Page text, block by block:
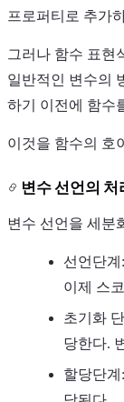
프로퍼티로 추가
그러나 함수 표현
일반적인 변수의
하기 이전에 함수
이것을 함수의 호
변수 선언의 처
변수 선언을 세분
선언단
이제 스
초기화
당한다.
할당단계